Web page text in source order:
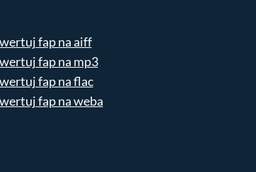
fap na aiff
fap na mp3
fap na flac
fap na weba